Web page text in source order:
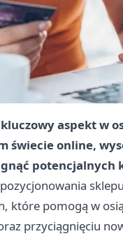
aspekt w
świecie online,
potencjalnych
które pomogą w
przyciągnięciu